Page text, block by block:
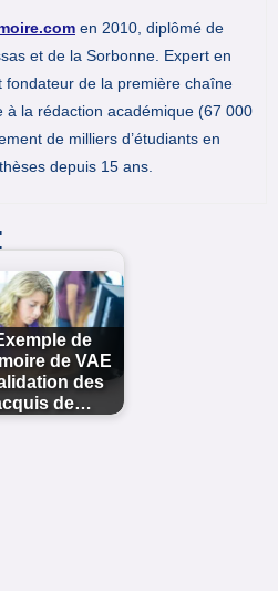
en 2010, diplômé de
et de la Sorbonne. Expert en
fondateur de la première chaîne
la rédaction académique (67 000
de milliers d’étudiants en
depuis 15 ans.
de
de VAE
des
de…